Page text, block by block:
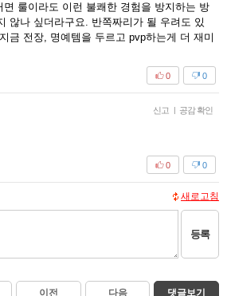
면 룰이라도 이런 불쾌한 경험을 방지하는 방
않나 싶더라구요. 반쪽짜리가 될 우려도 있
금 전장, 명예템을 두르고 pvp하는게 더 재미
0
0
신고 공감 확인
0
0
새로고침
등록
이전 다음 댓글보기